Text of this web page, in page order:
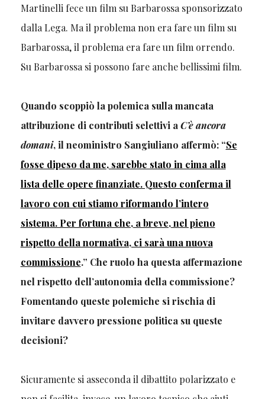
Martinelli fece un film su Barbarossa sponsorizzato
dalla Lega. Ma il problema non era fare un film su
Barbarossa, il problema era fare un film orrendo.
Su Barbarossa si possono fare anche bellissimi film.
Quando scoppiò la polemica sulla mancata
attribuzione di contributi selettivi a C’è ancora
domani, il neoministro Sangiuliano affermò: “Se
fosse dipeso da me, sarebbe stato in cima alla
lista delle opere finanziate. Questo conferma il
lavoro con cui stiamo riformando l’intero
sistema. Per fortuna che, a breve, nel pieno
rispetto della normativa, ci sarà una nuova
commissione.” Che ruolo ha questa affermazione
nel rispetto dell’autonomia della commissione?
Fomentando queste polemiche si rischia di
invitare davvero pressione politica su queste
decisioni?
Sicuramente si asseconda il dibattito polarizzato e